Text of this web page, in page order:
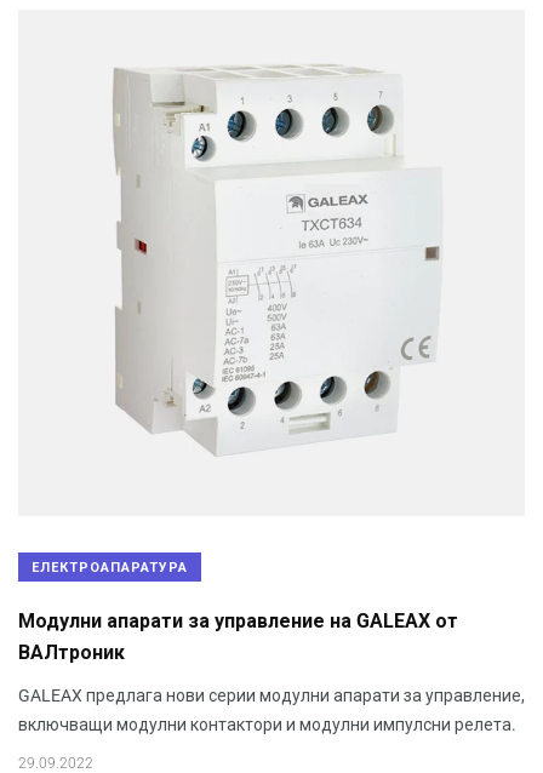
ЕЛЕКТРОАПАРАТУРА
Модулни апарати за управление на GALEAX от
ВАЛтроник
GALEAX предлага нови серии модулни апарати за управление,
включващи модулни контактори и модулни импулсни релета.
29.09.2022